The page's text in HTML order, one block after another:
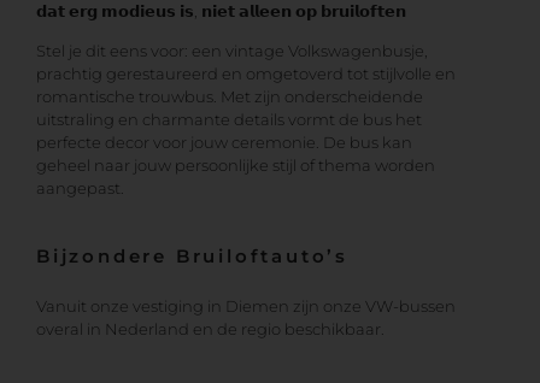
𝗱𝗮𝘁 𝗲𝗿𝗴 𝗺𝗼𝗱𝗶𝗲𝘂𝘀 𝗶𝘀, 𝗻𝗶𝗲𝘁 𝗮𝗹𝗹𝗲𝗲𝗻 𝗼𝗽 𝗯𝗿𝘂𝗶𝗹𝗼𝗳𝘁𝗲𝗻
Stel je dit eens voor: een vintage Volkswagenbusje,
prachtig gerestaureerd en omgetoverd tot stijlvolle en
romantische trouwbus. Met zijn onderscheidende
uitstraling en charmante details vormt de bus het
perfecte decor voor jouw ceremonie. De bus kan
geheel naar jouw persoonlijke stijl of thema worden
aangepast.
Bijzondere Bruiloftauto’s
Vanuit onze vestiging in Diemen zijn onze VW-bussen
overal in Nederland en de regio beschikbaar.